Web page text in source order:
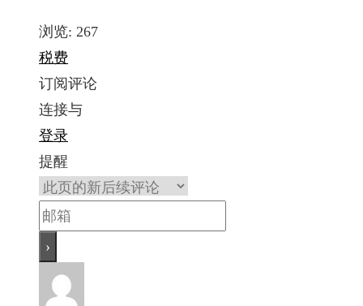
浏览: 267
税费
订阅评论
连接与
登录
提醒